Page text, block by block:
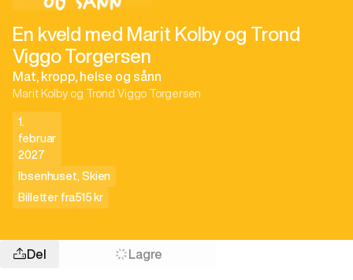
Mat, kropp, helse og sånn
Marit Kolby og Trond Viggo Torgersen
En kveld med Marit Kolby og Trond
Viggo Torgersen
1.
februar
2027
Ibsenhuset, Skien
Billetter fra515 kr
Del Lagre